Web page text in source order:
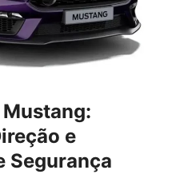
e
Segurança